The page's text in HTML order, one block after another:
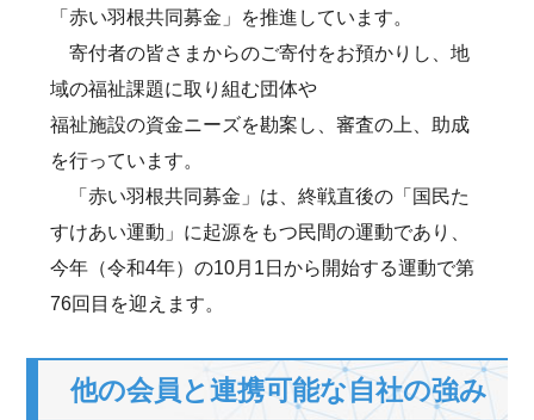
「赤い羽根共同募金」を推進しています。
寄付者の皆さまからのご寄付をお預かりし、地
域の福祉課題に取り組む団体や
福祉施設の資金ニーズを勘案し、審査の上、助成
を行っています。
「赤い羽根共同募金」は、終戦直後の「国民た
すけあい運動」に起源をもつ民間の運動であり、
今年（令和4年）の10月1日から開始する運動で第
76回目を迎えます。
他の会員と連携可能な自社の強み